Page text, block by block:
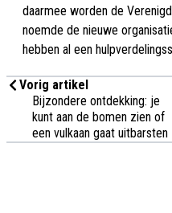
daarmee worden de
noemde de nieuwe
hebben al een
Vorig artikel
Bijzondere ontdekking: je
kunt aan de bomen zien of
een vulkaan gaat uitbarsten